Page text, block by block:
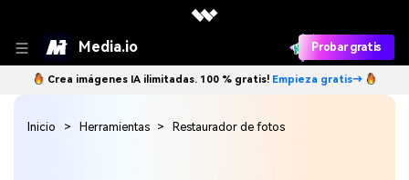
Media.io Probar gratis
Crea imágenes IA ilimitadas. 100 % gratis! Empieza gratis→
Inicio Herramientas Restaurador de fotos